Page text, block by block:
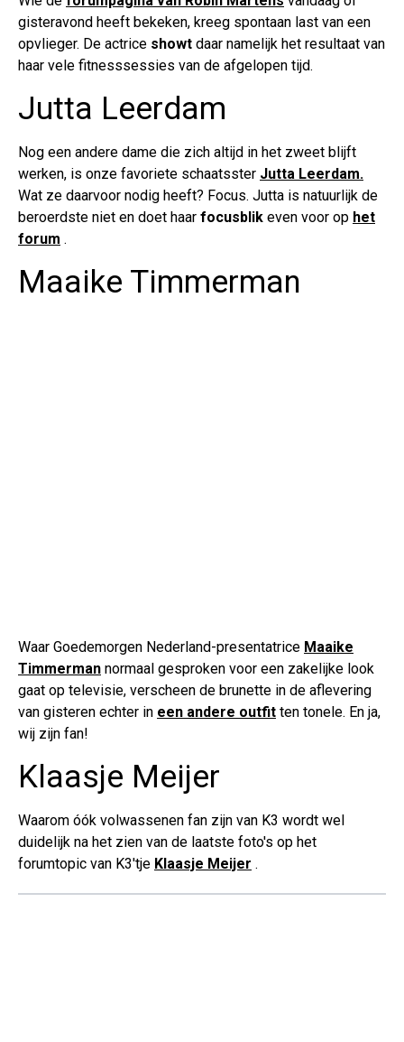
gisteravond heeft bekeken, kreeg spontaan last van een
opvlieger. De actrice showt daar namelijk het resultaat van
haar vele fitnesssessies van de afgelopen tijd.
Jutta Leerdam
Nog een andere dame die zich altijd in het zweet blijft
werken, is onze favoriete schaatsster Jutta Leerdam.
Wat ze daarvoor nodig heeft? Focus. Jutta is natuurlijk de
beroerdste niet en doet haar focusblik even voor op het
forum .
Maaike Timmerman
Waar Goedemorgen Nederland-presentatrice Maaike
Timmerman normaal gesproken voor een zakelijke look
gaat op televisie, verscheen de brunette in de aflevering
van gisteren echter in een andere outfit ten tonele. En ja,
wij zijn fan!
Klaasje Meijer
Waarom óók volwassenen fan zijn van K3 wordt wel
duidelijk na het zien van de laatste foto's op het
forumtopic van K3'tje Klaasje Meijer .